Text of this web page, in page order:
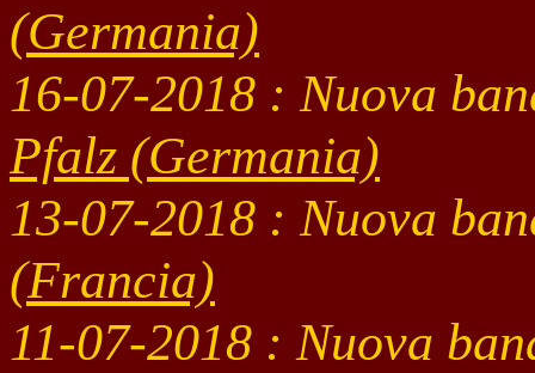
(Germania)
16-07-2018 : Nuova
Pfalz (Germania)
13-07-2018 : Nuova
(Francia)
11-07-2018 : Nuova